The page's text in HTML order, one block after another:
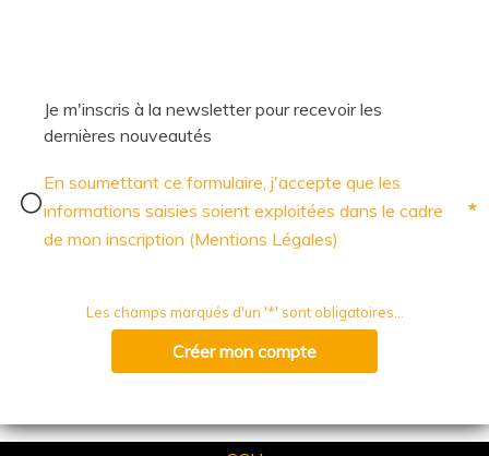
Je m'inscris à la newsletter pour recevoir les
dernières nouveautés
En soumettant ce formulaire, j'accepte que les
informations saisies soient exploitées dans le cadre
de mon inscription (Mentions Légales)
*
Les champs marqués d'un '*' sont obligatoires...